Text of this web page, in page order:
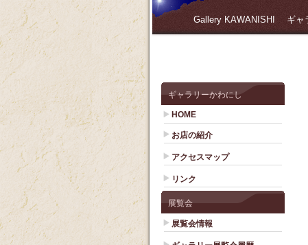
Gallery KAWANISHI ギャ
ギャラリーかわにし
HOME
お店の紹介
アクセスマップ
リンク
展覧会
展覧会情報